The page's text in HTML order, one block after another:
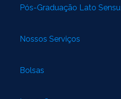
Pós-Graduação Lato Sensu
Nossos Serviços
Bolsas